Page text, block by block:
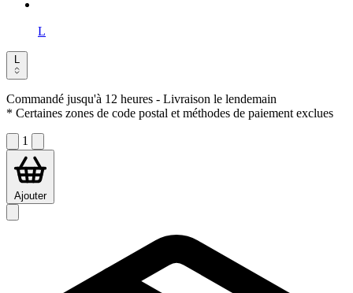
L
L
Commandé jusqu'à 12 heures - Livraison le lendemain
* Certaines zones de code postal et méthodes de paiement exclues
1
Ajouter